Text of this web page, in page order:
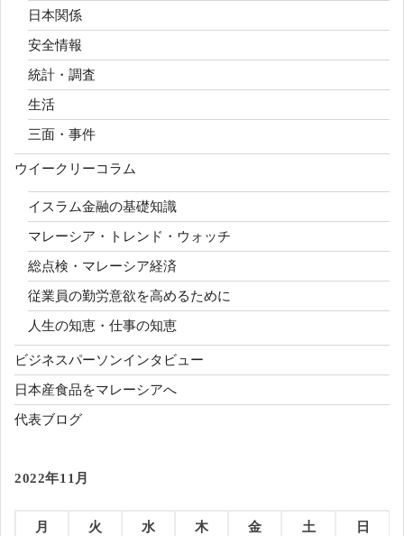
日本関係
安全情報
統計・調査
生活
三面・事件
ウイークリーコラム
イスラム金融の基礎知識
マレーシア・トレンド・ウォッチ
総点検・マレーシア経済
従業員の勤労意欲を高めるために
人生の知恵・仕事の知恵
ビジネスパーソンインタビュー
日本産食品をマレーシアへ
代表ブログ
2022年11月
月 火 水 木 金 土 日